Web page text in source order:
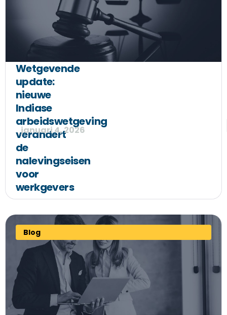
Wetgevende
update:
nieuwe
Indiase
arbeidswetgeving
verandert
de
nalevingseisen
voor
werkgevers
januari 4, 2026
Blog